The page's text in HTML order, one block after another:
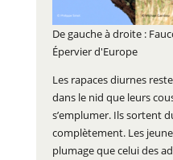
De gauche à droite :
Épervier d'Europe
Les rapaces diurnes
dans le nid que leurs
s’emplumer. Ils sortent
complètement. Les
plumage que celui des